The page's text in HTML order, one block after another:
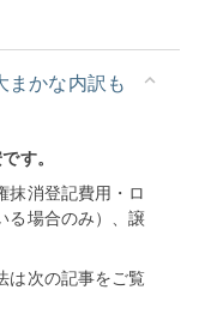
まかな内訳も
す。
抹消登記費用・ロ
る場合のみ）、譲
は次の記事をご覧